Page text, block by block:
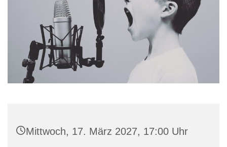
Mittwoch, 17. März 2027, 17:00 Uhr